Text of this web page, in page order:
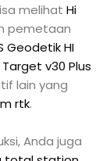
melihatHi
pemetaan
Geodetik HI
v30 Plus
lain yang
rtk.
Anda juga